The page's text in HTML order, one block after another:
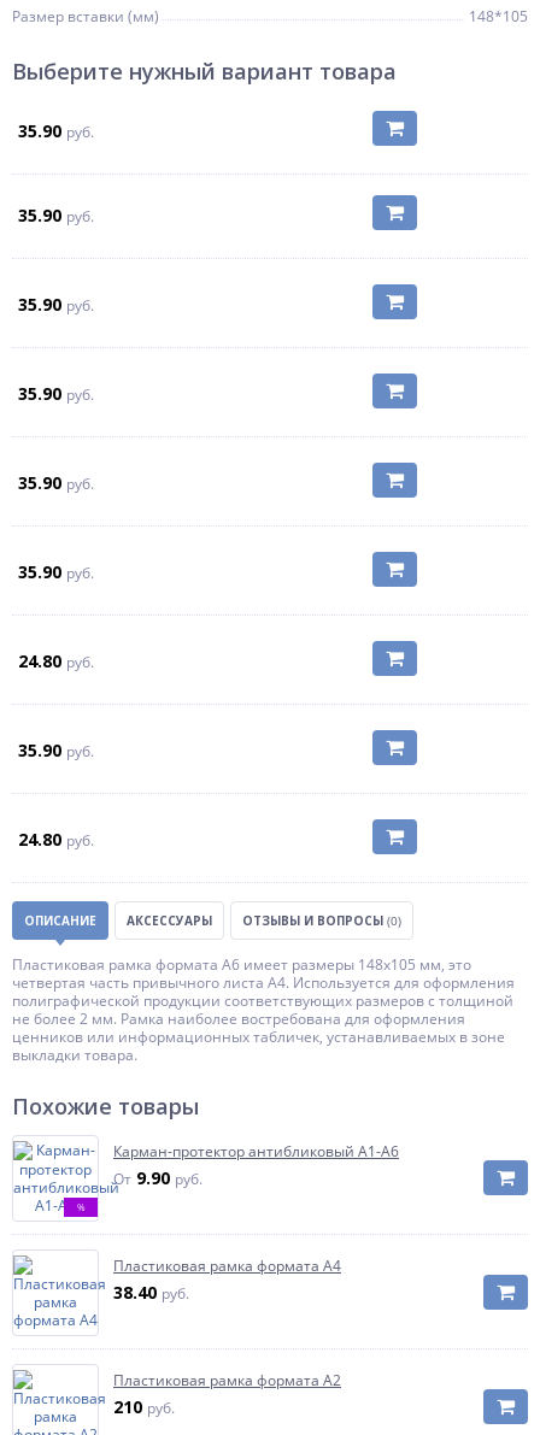
Размер вставки (мм)
148*105
Выберите нужный вариант товара
35.90 руб.
35.90 руб.
35.90 руб.
35.90 руб.
35.90 руб.
35.90 руб.
24.80 руб.
35.90 руб.
24.80 руб.
ОПИСАНИЕ АКСЕССУАРЫ ОТЗЫВЫ И ВОПРОСЫ (0)
Пластиковая рамка формата А6 имеет размеры 148х105 мм, это
четвертая часть привычного листа А4. Используется для оформления
полиграфической продукции соответствующих размеров с толщиной
не более 2 мм. Рамка наиболее востребована для оформления
ценников или информационных табличек, устанавливаемых в зоне
выкладки товара.
Похожие товары
%
Карман-протектор антибликовый А1-А6
От 9.90 руб.
Пластиковая рамка формата А4
38.40 руб.
Пластиковая рамка формата А2
210 руб.